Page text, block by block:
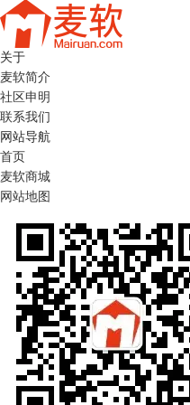
关于
麦软简介
社区申明
联系我们
网站导航
首页
麦软商城
网站地图